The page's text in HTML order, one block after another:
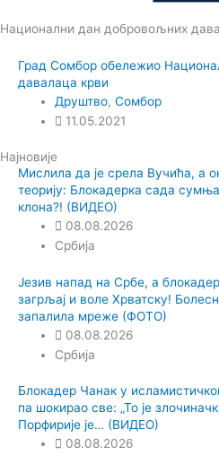
Национални дан добровољних
Град Сомбор обележио
давалаца крви
Друштво,Сомбор
11.05.2021
Најновије
Мислила да је срела Вучића, а
теорију: Блокадерка сада
клона?! (ВИДЕО)
08.08.2026
Србија
Језив напад на Србе, а
загрљај и воле Хрватску!
запалила мреже (ФОТО)
08.08.2026
Србија
Блокадер Чанак у
па шокирао све: „То је
Порфирије је… (ВИДЕО)
08.08.2026